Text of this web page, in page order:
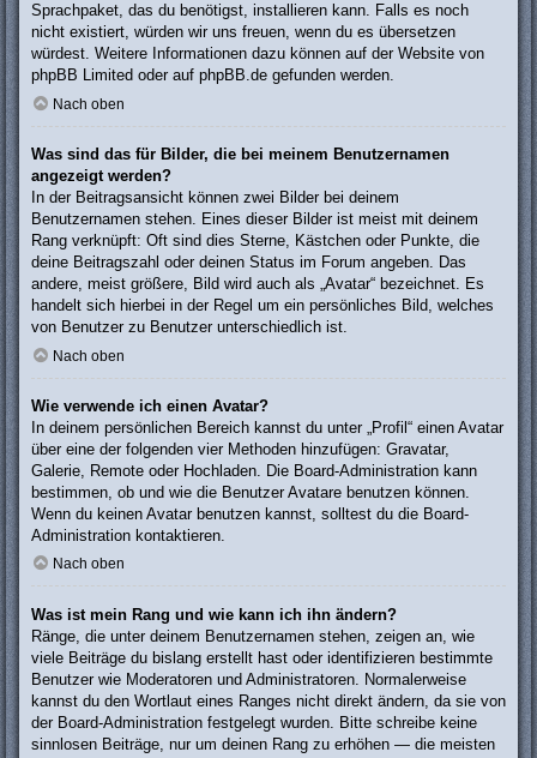
Sprachpaket, das du benötigst, installieren kann. Falls es noch
nicht existiert, würden wir uns freuen, wenn du es übersetzen
würdest. Weitere Informationen dazu können auf der Website von
phpBB Limited oder auf phpBB.de gefunden werden.
Nach oben
Was sind das für Bilder, die bei meinem Benutzernamen
angezeigt werden?
In der Beitragsansicht können zwei Bilder bei deinem
Benutzernamen stehen. Eines dieser Bilder ist meist mit deinem
Rang verknüpft: Oft sind dies Sterne, Kästchen oder Punkte, die
deine Beitragszahl oder deinen Status im Forum angeben. Das
andere, meist größere, Bild wird auch als „Avatar“ bezeichnet. Es
handelt sich hierbei in der Regel um ein persönliches Bild, welches
von Benutzer zu Benutzer unterschiedlich ist.
Nach oben
Wie verwende ich einen Avatar?
In deinem persönlichen Bereich kannst du unter „Profil“ einen Avatar
über eine der folgenden vier Methoden hinzufügen: Gravatar,
Galerie, Remote oder Hochladen. Die Board-Administration kann
bestimmen, ob und wie die Benutzer Avatare benutzen können.
Wenn du keinen Avatar benutzen kannst, solltest du die Board-
Administration kontaktieren.
Nach oben
Was ist mein Rang und wie kann ich ihn ändern?
Ränge, die unter deinem Benutzernamen stehen, zeigen an, wie
viele Beiträge du bislang erstellt hast oder identifizieren bestimmte
Benutzer wie Moderatoren und Administratoren. Normalerweise
kannst du den Wortlaut eines Ranges nicht direkt ändern, da sie von
der Board-Administration festgelegt wurden. Bitte schreibe keine
sinnlosen Beiträge, nur um deinen Rang zu erhöhen — die meisten